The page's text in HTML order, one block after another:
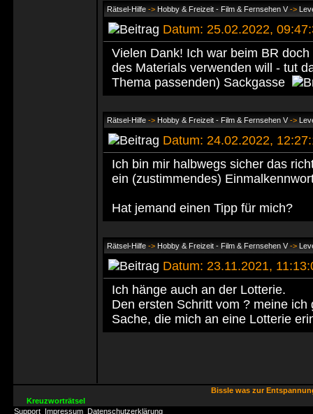
Rätsel-Hilfe -> Hobby & Freizeit - Film & Fernsehen V->
Datum: 25.02.2022,
Vielen Dank! Ich war beim BR
des Materials verwenden will - tut
Thema passenden) Sackgasse
Rätsel-Hilfe -> Hobby & Freizeit - Film & Fernsehen V->
Datum: 24.02.2022,
Ich bin mir halbwegs sicher das
ein (zustimmendes)
Hat jemand einen Tipp für mich?
Rätsel-Hilfe -> Hobby & Freizeit - Film & Fernsehen V->
Datum: 23.11.2021,
Ich hänge auch an der Lotterie.
Den ersten Schritt vom ? meine
Sache, die mich an eine Lotterie
Bissle was zur
Kreuzworträtsel
Support Impressum Datenschutzerklärung